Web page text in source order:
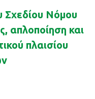
Σχεδίου Νόμου
απλοποίηση και
πλαισίου